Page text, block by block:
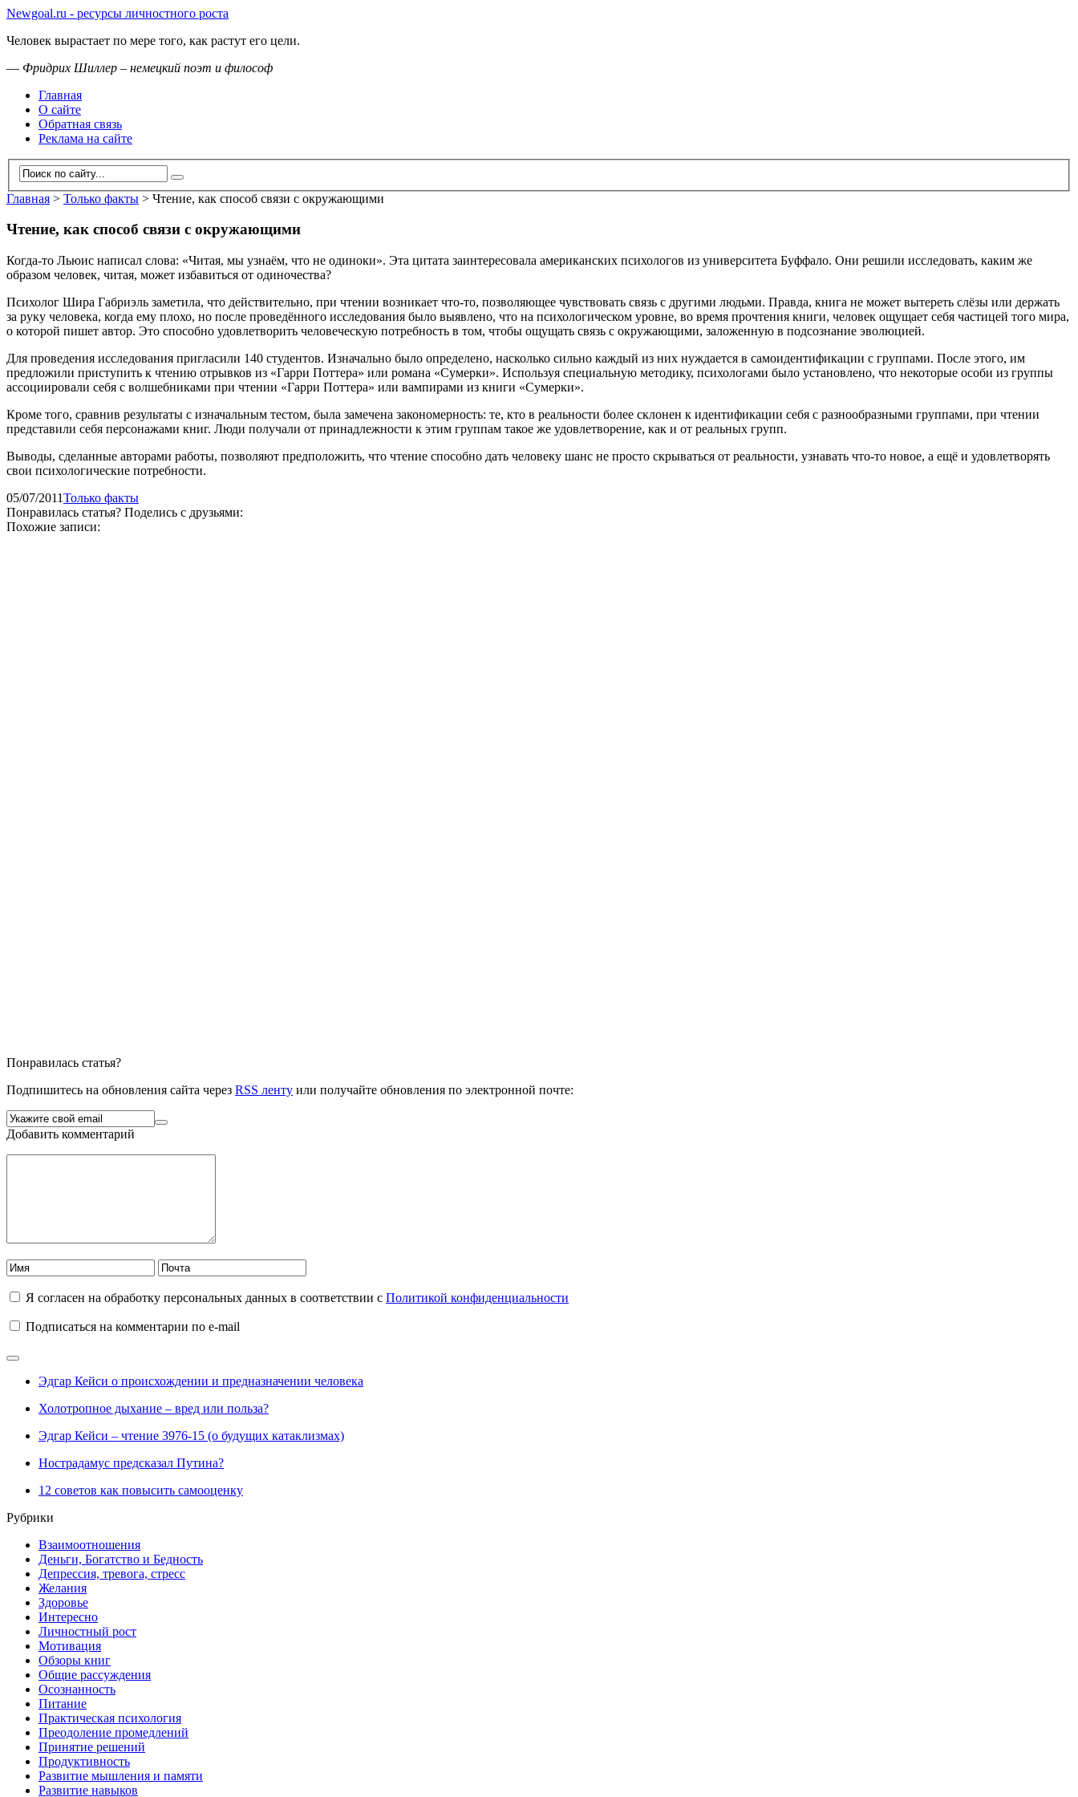
Newgoal.ru - ресурсы личностного роста
Человек вырастает по мере того, как растут его цели.
— Фридрих Шиллер – немецкий поэт и философ
Главная
О сайте
Обратная связь
Реклама на сайте
Главная > Только факты > Чтение, как способ связи с окружающими
Чтение, как способ связи с окружающими
Когда-то Льюис написал слова: «Читая, мы узнаём, что не одиноки». Эта цитата заинтересовала американских психологов из университета Буффало. Они решили исследовать, каким же
образом человек, читая, может избавиться от одиночества?
Психолог Шира Габриэль заметила, что действительно, при чтении возникает что-то, позволяющее чувствовать связь с другими людьми. Правда, книга не может вытереть слёзы или держать
за руку человека, когда ему плохо, но после проведённого исследования было выявлено, что на психологическом уровне, во время прочтения книги, человек ощущает себя частицей того мира,
о которой пишет автор. Это способно удовлетворить человеческую потребность в том, чтобы ощущать связь с окружающими, заложенную в подсознание эволюцией.
Для проведения исследования пригласили 140 студентов. Изначально было определено, насколько сильно каждый из них нуждается в самоидентификации с группами. После этого, им
предложили приступить к чтению отрывков из «Гарри Поттера» или романа «Сумерки». Используя специальную методику, психологами было установлено, что некоторые особи из группы
ассоциировали себя с волшебниками при чтении «Гарри Поттера» или вампирами из книги «Сумерки».
Кроме того, сравнив результаты с изначальным тестом, была замечена закономерность: те, кто в реальности более склонен к идентификации себя с разнообразными группами, при чтении
представили себя персонажами книг. Люди получали от принадлежности к этим группам такое же удовлетворение, как и от реальных групп.
Выводы, сделанные авторами работы, позволяют предположить, что чтение способно дать человеку шанс не просто скрываться от реальности, узнавать что-то новое, а ещё и удовлетворять
свои психологические потребности.
05/07/2011Только факты
Понравилась статья? Поделись с друзьями:
Похожие записи:
Понравилась статья?
Подпишитесь на обновления сайта через RSS ленту или получайте обновления по электронной почте:
Добавить комментарий
Я согласен на обработку персональных данных в соответствии с Политикой конфиденциальности
Подписаться на комментарии по e-mail
Эдгар Кейси о происхождении и предназначении человека
Холотропное дыхание – вред или польза?
Эдгар Кейси – чтение 3976-15 (о будущих катаклизмах)
Нострадамус предсказал Путина?
12 советов как повысить самооценку
Рубрики
Взаимоотношения
Деньги, Богатство и Бедность
Депрессия, тревога, стресс
Желания
Здоровье
Интересно
Личностный рост
Мотивация
Обзоры книг
Общие рассуждения
Осознанность
Питание
Практическая психология
Преодоление промедлений
Принятие решений
Продуктивность
Развитие мышления и памяти
Развитие навыков